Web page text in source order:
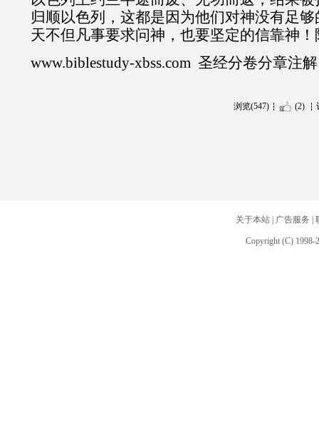
归顺以色列，这都是因为他们对神没有足
天不但凡事要求问神，也要坚定的信靠神！
www.biblestudy-xbss.com 圣经分卷分章注
浏览(547) (2)
关于本站| 广告服务
Copyright (C) 1998-